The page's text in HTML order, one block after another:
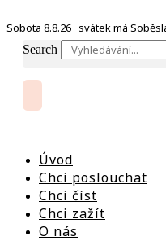
Sobota 8.8.26 svátek má
Search
Úvod
Chci poslouchat
Chci číst
Chci zažít
O nás